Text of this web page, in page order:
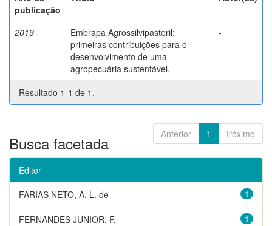
publicação
2019
Embrapa Agrossilvipastoril:
primeiras contribuições para o
desenvolvimento de uma
agropecuária sustentável.
-
Resultado 1-1 de 1.
Anterior 1 Póximo
Busca facetada
Editor
1
FARIAS NETO, A. L. de
1
FERNANDES JUNIOR, F.